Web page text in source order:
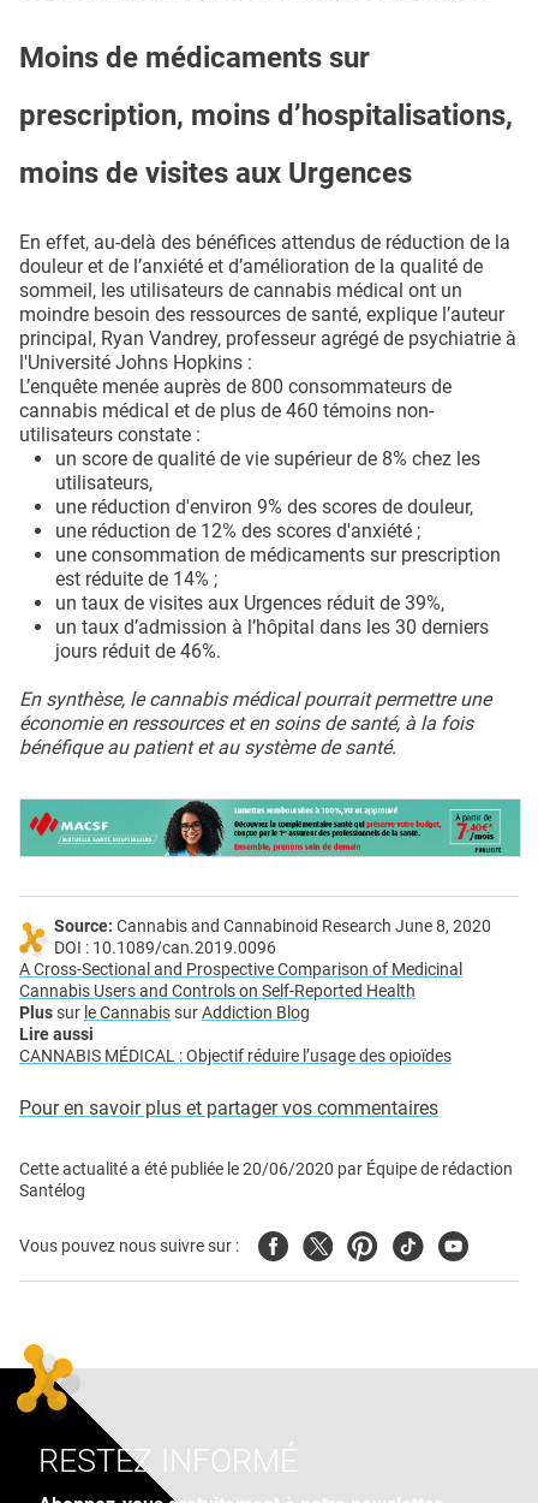
Moins de médicaments sur
prescription, moins d’hospitalisations,
moins de visites aux Urgences
En effet, au-delà des bénéfices attendus de réduction de la
douleur et de l’anxiété et d’amélioration de la qualité de
sommeil, les utilisateurs de cannabis médical ont un
moindre besoin des ressources de santé, explique l’auteur
principal, Ryan Vandrey, professeur agrégé de psychiatrie à
l'Université Johns Hopkins :
L’enquête menée auprès de 800 consommateurs de
cannabis médical et de plus de 460 témoins non-
utilisateurs constate :
un score de qualité de vie supérieur de 8% chez les
utilisateurs,
une réduction d'environ 9% des scores de douleur,
une réduction de 12% des scores d'anxiété ;
une consommation de médicaments sur prescription
est réduite de 14% ;
un taux de visites aux Urgences réduit de 39%,
un taux d’admission à l’hôpital dans les 30 derniers
jours réduit de 46%.
En synthèse, le cannabis médical pourrait permettre une
économie en ressources et en soins de santé, à la fois
bénéfique au patient et au système de santé.
Source: Cannabis and Cannabinoid Research June 8, 2020
DOI : 10.1089/can.2019.0096
A Cross-Sectional and Prospective Comparison of Medicinal
Cannabis Users and Controls on Self-Reported Health
Plussur le CannabissurAddiction Blog
Lire aussi
CANNABIS MÉDICAL : Objectif réduire l’usage des opioïdes
Pour en savoir plus et partager vos commentaires
Cette actualité a été publiée le20/06/2020 par Équipe de rédaction
Santélog
Vous pouvez nous suivre sur : FacebookTwitterPinterest
TiktokYoutube
RESTEZ INFORMÉ